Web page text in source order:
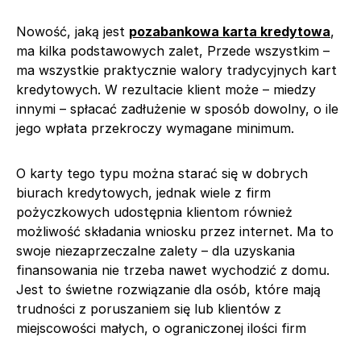
Nowość, jaką jest pozabankowa karta kredytowa,
ma kilka podstawowych zalet, Przede wszystkim –
ma wszystkie praktycznie walory tradycyjnych kart
kredytowych. W rezultacie klient może – miedzy
innymi – spłacać zadłużenie w sposób dowolny, o ile
jego wpłata przekroczy wymagane minimum.
O karty tego typu można starać się w dobrych
biurach kredytowych, jednak wiele z firm
pożyczkowych udostępnia klientom również
możliwość składania wniosku przez internet. Ma to
swoje niezaprzeczalne zalety – dla uzyskania
finansowania nie trzeba nawet wychodzić z domu.
Jest to świetne rozwiązanie dla osób, które mają
trudności z poruszaniem się lub klientów z
miejscowości małych, o ograniczonej ilości firm